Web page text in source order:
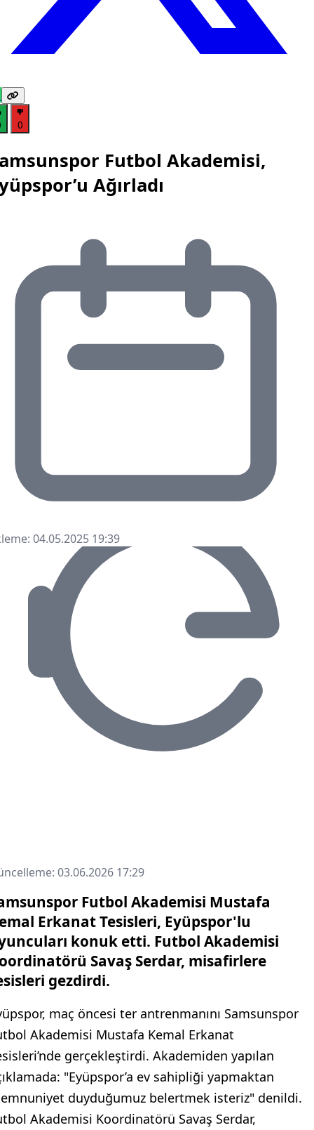
0
Futbol Akademisi,
Ağırladı
04.05.2025 19:39
03.06.2026 17:29
Futbol Akademisi Mustafa
Erkanat Tesisleri, Eyüpspor'lu
konuk etti. Futbol Akademisi
Savaş Serdar, misafirlere
gezdirdi.
maç öncesi ter antrenmanını Samsunspor
Akademisi Mustafa Kemal Erkanat
gerçekleştirdi. Akademiden yapılan
"Eyüpspor’a ev sahipliği yapmaktan
duyduğumuz belertmek isteriz" denildi.
Akademisi Koordinatörü Savaş Serdar,